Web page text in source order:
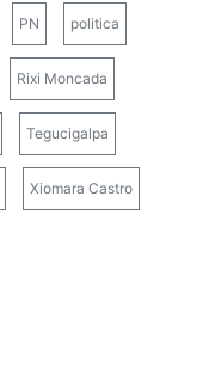
PN politica
Rixi Moncada
Tegucigalpa
Xiomara Castro